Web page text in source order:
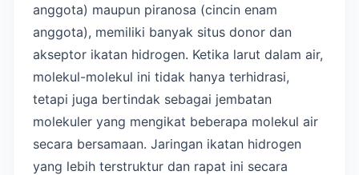
anggota) maupun piranosa (cincin enam
anggota), memiliki banyak situs donor dan
akseptor ikatan hidrogen. Ketika larut dalam air,
molekul-molekul ini tidak hanya terhidrasi,
tetapi juga bertindak sebagai jembatan
molekuler yang mengikat beberapa molekul air
secara bersamaan. Jaringan ikatan hidrogen
yang lebih terstruktur dan rapat ini secara